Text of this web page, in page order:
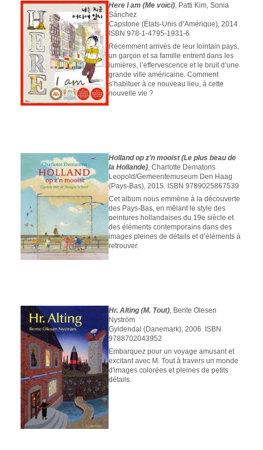
Here I am (Me voici), Patti Kim, Sonia
Sánchez
Capstone (États-Unis d’Amérique), 2014.
ISBN 978-1-4795-1931-6
Récemment arrivés de leur lointain pays,
un garçon et sa famille entrent dans les
lumières, l’effervescence et le bruit d’une
grande ville américaine. Comment
s’habituer à ce nouveau lieu, à cette
nouvelle vie ?
Holland op z'n mooist (Le plus beau de
la Hollande), Charlotte Dematons
Leopold/Gemeentemuseum Den Haag
(Pays-Bas), 2015. ISBN 9789025867539
Cet album nous emmène à la découverte
des Pays-Bas, en mêlant le style des
peintures hollandaises du 19e siècle et
des éléments contemporains dans des
images pleines de détails et d’éléments à
retrouver.
Hr. Alting (M. Tout), Bente Olesen
Nyström
Gyldendal (Danemark), 2006. ISBN
9788702043952
Embarquez pour un voyage amusant et
excitant avec M. Tout à travers un monde
d'images colorées et pleines de petits
détails.